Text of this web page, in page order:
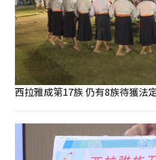
西拉雅成第17族 仍有8族待獲法